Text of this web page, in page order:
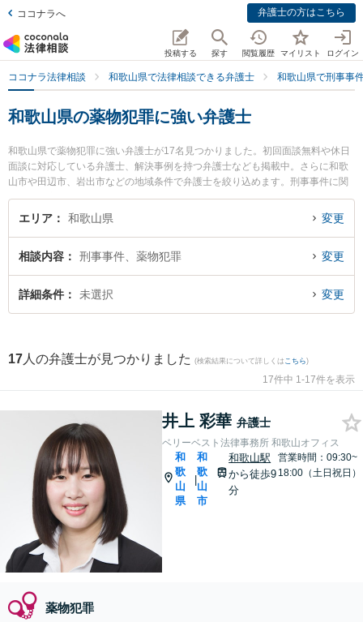
ココナラへ 弁護士の方はこちら
投稿する 探す 閲覧履歴 マイリスト ログイン
ココナラ法律相談 和歌山県で法律相談できる弁護士 和歌山県で刑事事
和歌山県の薬物犯罪に強い弁護士
和歌山県で薬物犯罪に強い弁護士が17名見つかりました。初回面談無料や休日
面談に対応している弁護士、解決事例を持つ弁護士なども掲載中。さらに和歌
山市や田辺市、岩出市などの地域条件で弁護士を絞り込めます。刑事事件に関
係する加害者側や少年事件、再犯・前科あり等の細かな分野での絞り込み検索
もでき便利です。特にベリーベスト法律事務所 和歌山オフィスの井上 彩華弁護
ます。『和歌山県で土日や夜間に発生した薬物犯罪のトラブルを今すぐに弁護
士に相談したい』『薬物犯罪のトラブル解決の実績豊富な近くの弁護士を検索
したい』『初回相談無料で薬物犯罪を法律相談できる和歌山県内の弁護士に相
エリア 和歌山県 変更
相談内容 刑事事件、薬物犯罪 変更
詳細条件 未選択 変更
17 人の弁護士が見つかりました (検索結果について詳しくは こちら)
17件中 1-17件を表示
井上 彩華 弁護士
ベリーベスト法律事務所 和歌山オフィス
和
歌
山
県
|
和
歌
山
市
和歌山駅
から徒歩9
分
営業時間：09:30~
18:00（土日祝日）
薬物犯罪